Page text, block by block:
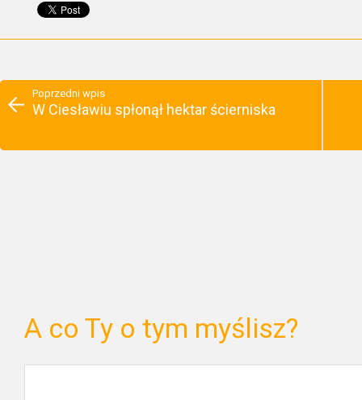
Poprzedni wpis
W Ciesławiu spłonął hektar ścierniska
A co Ty o tym myślisz?